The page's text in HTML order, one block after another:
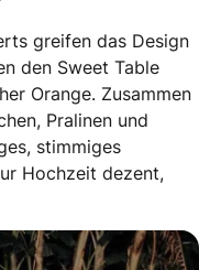
greifen das Design
den Sweet Table
Orange. Zusammen
Pralinen und
stimmiges
Hochzeit dezent,